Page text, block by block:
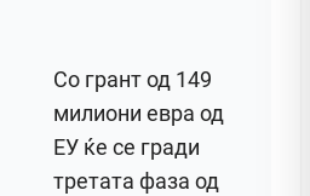
Со грант од 149
милиони евра од
ЕУ ќе се гради
третата фаза од